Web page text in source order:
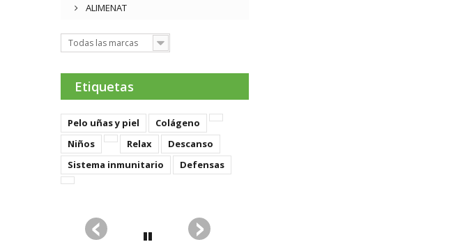
ALIMENAT
Todas las marcas
Etiquetas
Pelo uñas y piel
Colágeno
Niños
Relax
Descanso
Sistema inmunitario
Defensas